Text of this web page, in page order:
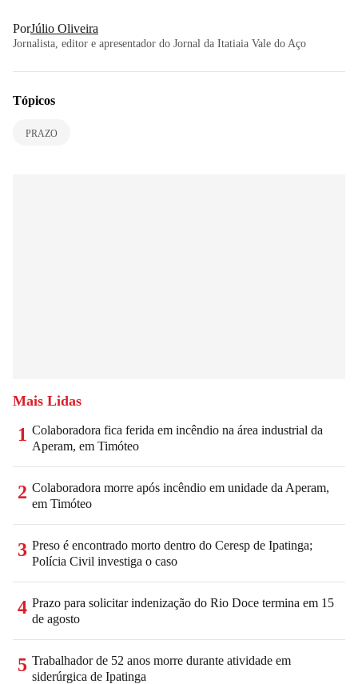
PorJúlio Oliveira
Jornalista, editor e apresentador do Jornal da Itatiaia Vale do Aço
Tópicos
PRAZO
Mais Lidas
1 Colaboradora fica ferida em incêndio na área industrial da
Aperam, em Timóteo
2 Colaboradora morre após incêndio em unidade da Aperam,
em Timóteo
3 Preso é encontrado morto dentro do Ceresp de Ipatinga;
Polícia Civil investiga o caso
4 Prazo para solicitar indenização do Rio Doce termina em 15
de agosto
5 Trabalhador de 52 anos morre durante atividade em
siderúrgica de Ipatinga